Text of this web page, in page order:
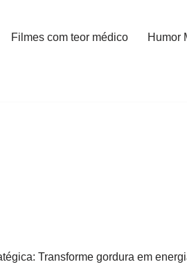
Filmes com teor médico Humor
Transforme gordura em